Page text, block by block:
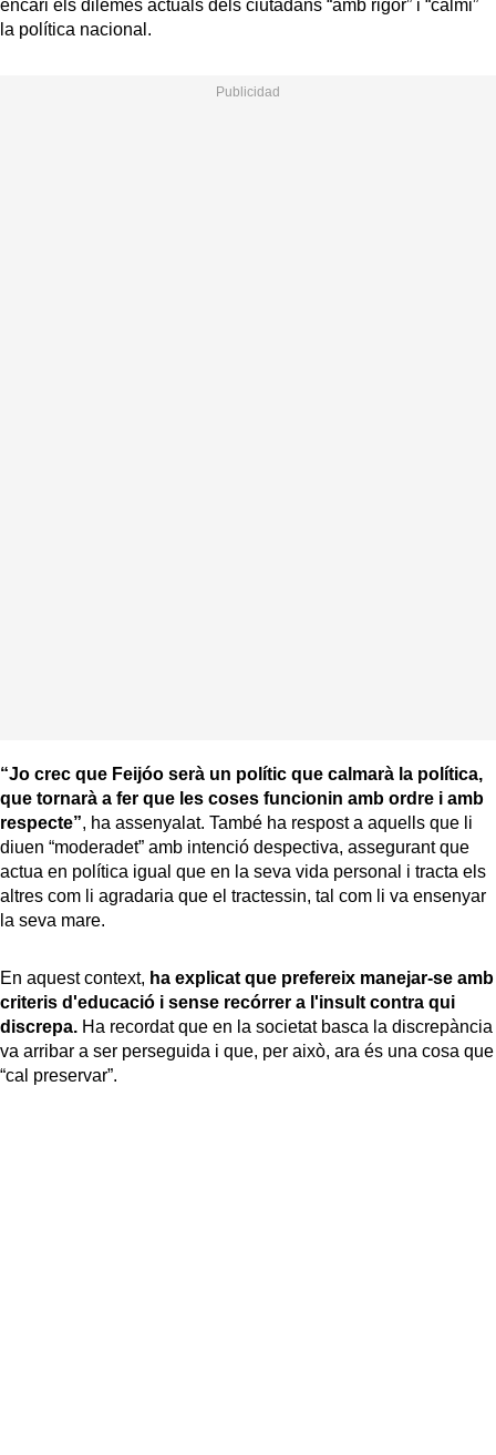
encari els dilemes actuals dels ciutadans “amb rigor” i “calmi”
la política nacional.
“Jo crec que Feijóo serà un polític que calmarà la política,
que tornarà a fer que les coses funcionin amb ordre i amb
respecte”, ha assenyalat. També ha respost a aquells que li
diuen “moderadet” amb intenció despectiva, assegurant que
actua en política igual que en la seva vida personal i tracta els
altres com li agradaria que el tractessin, tal com li va ensenyar
la seva mare.
En aquest context, ha explicat que prefereix manejar-se amb
criteris d'educació i sense recórrer a l'insult contra qui
discrepa. Ha recordat que en la societat basca la discrepància
va arribar a ser perseguida i que, per això, ara és una cosa que
“cal preservar”.